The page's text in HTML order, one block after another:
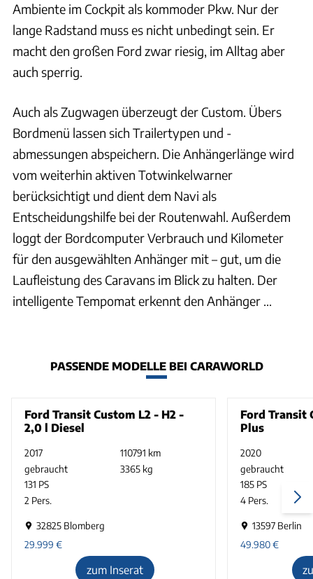
Ambiente im Cockpit als kommoder Pkw. Nur der
lange Radstand muss es nicht unbedingt sein. Er
macht den großen Ford zwar riesig, im Alltag aber
auch sperrig.
Auch als Zugwagen überzeugt der Custom. Übers
Bordmenü lassen sich Trailertypen und -
abmessungen abspeichern. Die Anhängerlänge wird
vom weiterhin aktiven Totwinkelwarner
berücksichtigt und dient dem Navi als
Entscheidungshilfe bei der Routenwahl. Außerdem
loggt der Bordcomputer Verbrauch und Kilometer
für den ausgewählten Anhänger mit – gut, um die
Laufleistung des Caravans im Blick zu halten. Der
intelligente Tempomat erkennt den Anhänger ...
PASSENDE MODELLE BEI CARAWORLD
Ford Transit Custom L2 - H2 -
2,0 l Diesel
2017
110791 km
gebraucht
3365 kg
131 PS
2 Pers.
32825 Blomberg
29.999 €
zum Inserat
Ford Transit
Plus
2020
gebraucht
185 PS
4 Pers.
13597 Berlin
49.980€